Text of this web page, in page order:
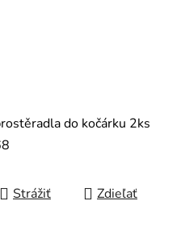
do kočárku 2ks
Strážiť Zdieľať